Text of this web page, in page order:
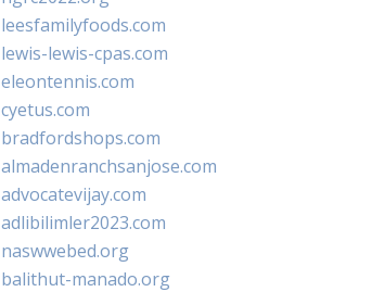
leesfamilyfoods.com
lewis-lewis-cpas.com
eleontennis.com
cyetus.com
bradfordshops.com
almadenranchsanjose.com
advocatevijay.com
adlibilimler2023.com
naswwebed.org
balithut-manado.org